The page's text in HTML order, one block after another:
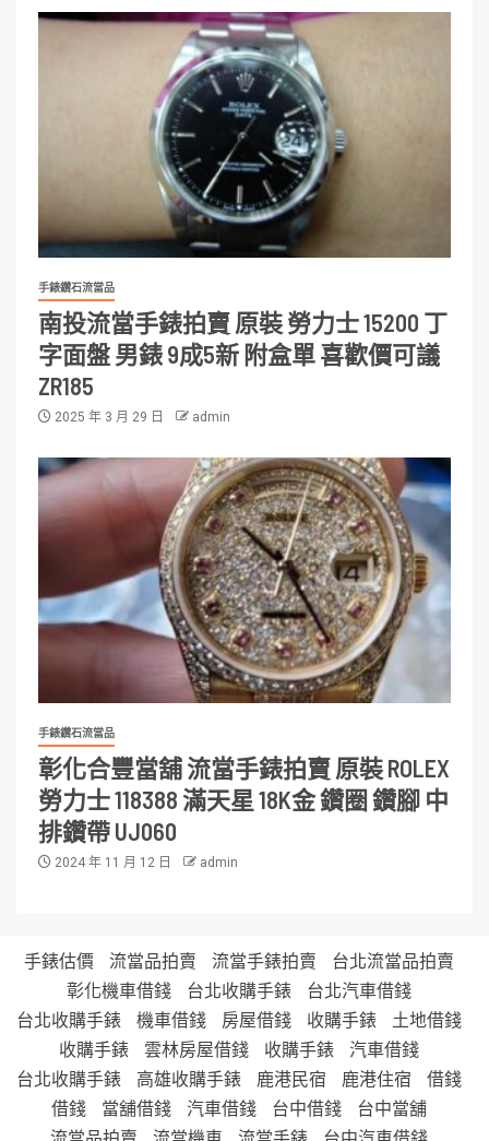
手錶鑽石流當品
南投流當手錶拍賣 原裝 勞力士 15200 丁
字面盤 男錶 9成5新 附盒單 喜歡價可議
ZR185
2025 年 3 月 29 日 admin
手錶鑽石流當品
彰化合豐當舖 流當手錶拍賣 原裝 ROLEX
勞力士 118388 滿天星 18K金 鑽圈 鑽腳 中
排鑽帶 UJ060
2024 年 11 月 12 日 admin
手錶估價 流當品拍賣 流當手錶拍賣
台北流當品拍賣
彰化機車借錢
台北收購手錶
台北汽車借錢
台北收購手錶
機車借錢 房屋借錢 收購手錶
土地借錢
收購手錶
雲林房屋借錢 收購手錶
汽車借錢
台北收購手錶
高雄收購手錶 鹿港民宿 鹿港住宿
借錢
借錢
當舖借錢 汽車借錢 台中借錢
台中當舖